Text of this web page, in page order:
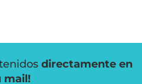
directamente en
mail!